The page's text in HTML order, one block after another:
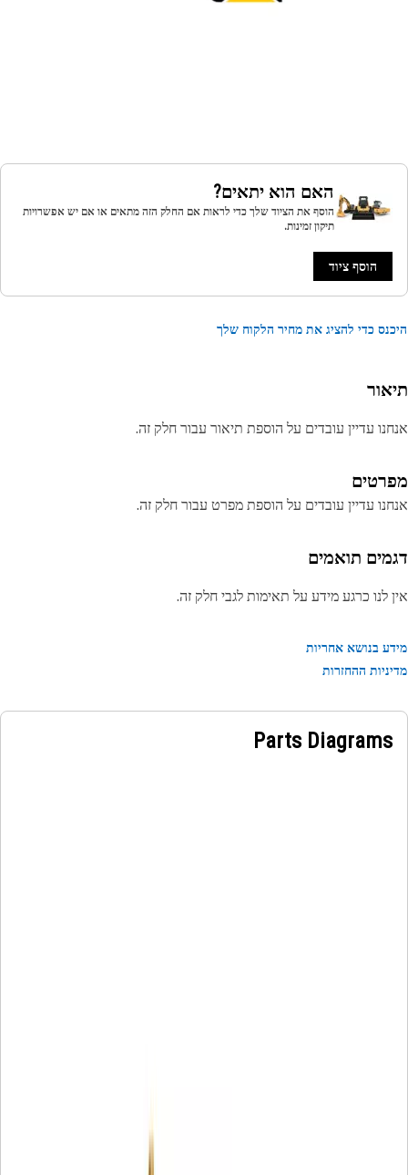
האם הוא יתאים?
הוסף את הציוד שלך כדי לראות אם החלק הזה מתאים או אם יש אפשרויות
תיקון זמינות.
הוסף ציוד
כדי להציג את מחיר הלקוח שלך
עדיין עובדים על הוספת תיאור עבור חלק זה.
עדיין עובדים על הוספת מפרט עבור חלק זה.
תואמים
לנו כרגע מידע על תאימות לגבי חלק זה.
בנושא אחריות
ההחזרות
Parts Diagrams